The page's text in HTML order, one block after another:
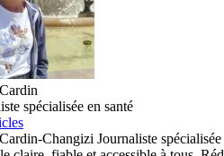
spécialisée en santé
Changizi Journaliste